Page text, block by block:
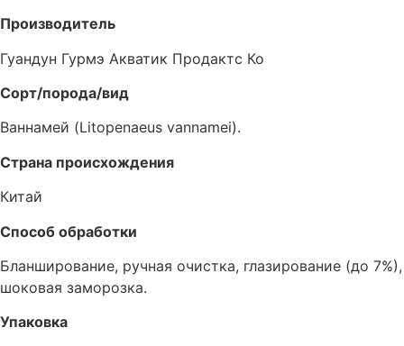
Производитель
Гуандун Гурмэ Акватик Продактс Ко
Сорт/порода/вид
Ваннамей (Litopenaeus vannamei).
Страна происхождения
Китай
Способ обработки
Бланширование, ручная очистка, глазирование (до 7%),
шоковая заморозка.
Упаковка